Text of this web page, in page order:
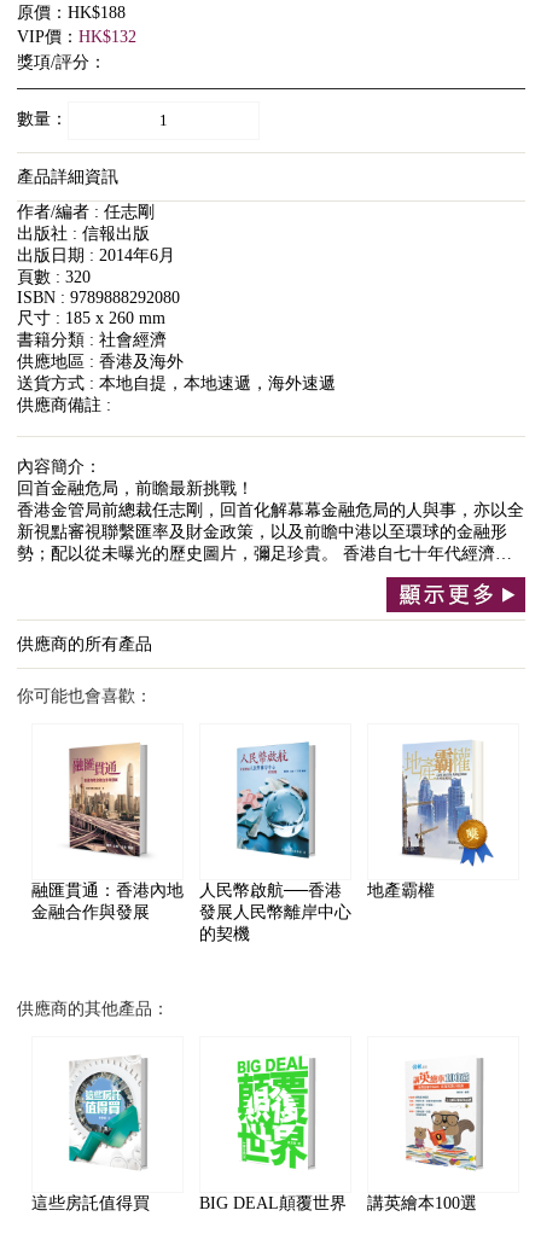
原價：HK$188
VIP價： HK$132
獎項/評分：
數量：
產品詳細資訊
作者/編者 : 任志剛
出版社 : 信報出版
出版日期 : 2014年6月
頁數 : 320
ISBN : 9789888292080
尺寸 : 185 x 260 mm
書籍分類 : 社會經濟
供應地區 : 香港及海外
送貨方式 : 本地自提，本地速遞，海外速遞
供應商備註 :
內容簡介：
回首金融危局，前瞻最新挑戰！
香港金管局前總裁任志剛，回首化解幕幕金融危局的人與事，亦以全
新視點審視聯繫匯率及財金政策，以及前瞻中港以至環球的金融形
勢；配以從未曝光的歷史圖片，彌足珍貴。 香港自七十年代經濟…
供應商的所有產品
你可能也會喜歡：
融匯貫通：香港內地
金融合作與發展
人民幣啟航──香港
發展人民幣離岸中心
的契機
地產霸權
供應商的其他產品：
這些房託值得買 BIG DEAL顛覆世界 講英繪本100選